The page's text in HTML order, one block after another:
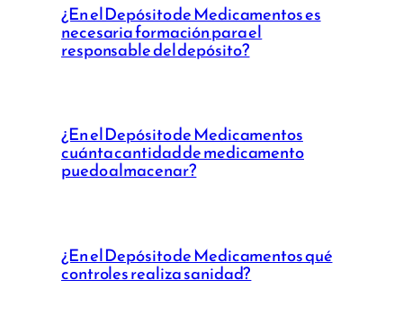
¿En el Depósito de Medicamentos es
necesaria formación para el
responsable del depósito?
¿En el Depósito de Medicamentos
cuánta cantidad de medicamento
puedo almacenar?
¿En el Depósito de Medicamentos qué
controles realiza sanidad?